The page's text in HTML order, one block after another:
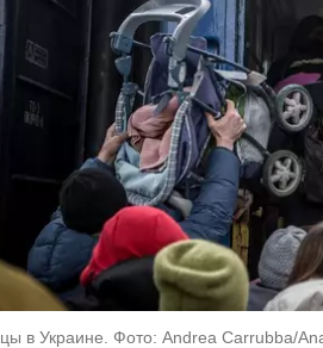
в Украине. Фото: Andrea Carrubba/